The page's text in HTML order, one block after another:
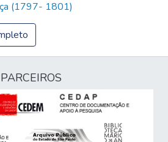
(1797- 1801)
PARCEIROS